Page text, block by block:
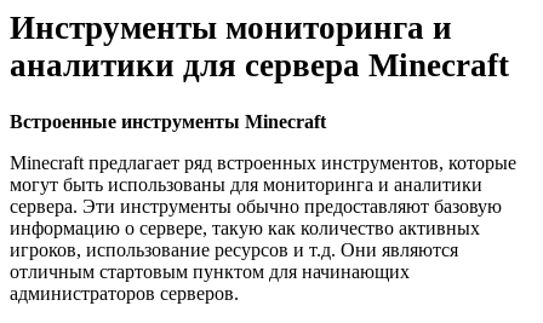
Инструменты мониторинга и
аналитики для сервера Minecraft
Встроенные инструменты Minecraft
Minecraft предлагает ряд встроенных инструментов, которые
могут быть использованы для мониторинга и аналитики
сервера. Эти инструменты обычно предоставляют базовую
информацию о сервере, такую как количество активных
игроков, использование ресурсов и т.д. Они являются
отличным стартовым пунктом для начинающих
администраторов серверов.